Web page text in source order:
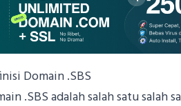
Domain .SBS
.SBS adalah salah satu salah